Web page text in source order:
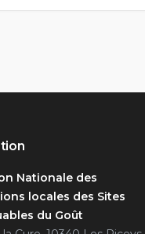
Nationale des
locales des Sites
du Goût